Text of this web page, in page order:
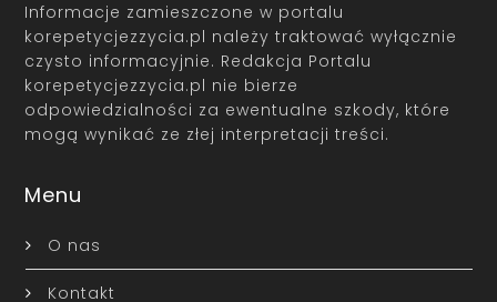
Informacje zamieszczone w portalu
korepetycjezzycia.pl należy traktować wyłącznie
czysto informacyjnie. Redakcja Portalu
korepetycjezzycia.pl nie bierze
odpowiedzialności za ewentualne szkody, które
mogą wynikać ze złej interpretacji treści.
Menu
O nas
Kontakt